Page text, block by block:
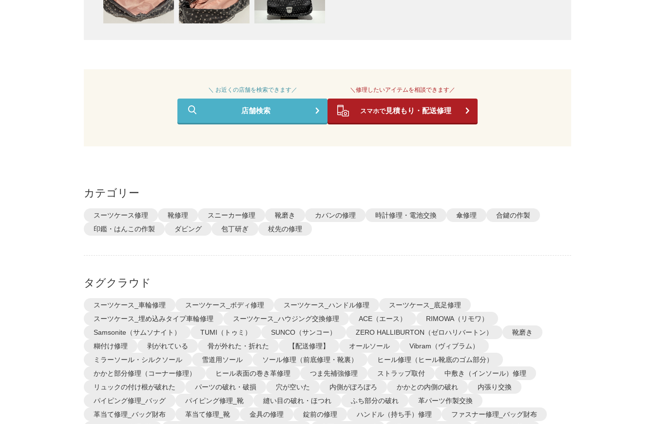
＼修理したいアイテムを相談できます／
スマホで見積もり・配送修理
＼ お近くの店舗を検索できます／
店舗検索
カテゴリー
スーツケース修理 靴修理 スニーカー修理 靴磨き カバンの修理 時計修理・電池交換 傘修理
合鍵の作製
印鑑・はんこの作製
ダビング 包丁研ぎ 杖先の修理
タグクラウド
スーツケース_車輪修理 スーツケース_ボディ修理 スーツケース_ハンドル修理
スーツケース_底足修理
スーツケース_埋め込みタイプ車輪修理
スーツケース_ハウジング交換修理 ACE（エース）
RIMOWA（リモワ）
Samsonite（サムソナイト）
TUMI（トゥミ） SUNCO（サンコー） ZERO HALLIBURTON（ゼロハリバートン）
靴磨き
糊付け修理
剥がれている 骨が外れた・折れた 【配送修理】 オールソール
Vibram（ヴィブラム）
ミラーソール・シルクソール
雪道用ソール ソール修理（前底修理・靴裏）
ヒール修理（ヒール靴底のゴム部分）
かかと部分修理（コーナー修理）
ヒール表面の巻き革修理 つま先補強修理 ストラップ取付
中敷き（インソール）修理
リュックの付け根が破れた
パーツの破れ・破損 穴が空いた 内側がぼろぼろ かかとの内側の破れ
内張り交換
パイピング修理_バッグ
パイピング修理_靴 縫い目の破れ・ほつれ ふち部分の破れ
革パーツ作製交換
革当て修理_バッグ財布
革当て修理_靴 金具の修理 錠前の修理 ハンドル（持ち手）修理
ファスナー修理_バッグ財布